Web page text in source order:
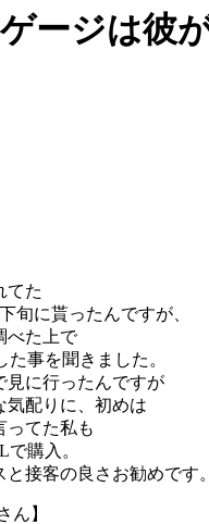
ゲージは
てた
旬に貰ったんですが、
べた上で
事を聞きました。
見に行ったんですが
気配りに、初めは
ってた私も
購入。
接客の良さお勧めです。
ん】